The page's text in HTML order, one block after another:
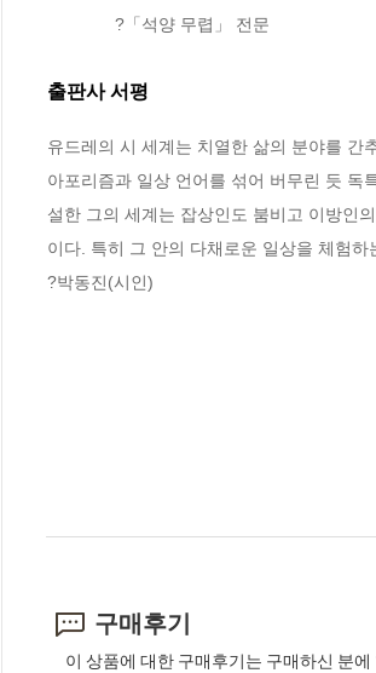
              ?「석양 무렵」 전문
출판사 서평
유드레의 시 세계는 치열한 삶의 분야를 간
아포리즘과 일상 언어를 섞어 버무린 듯 독
설한 그의 세계는 잡상인도 붐비고 이방인
이다. 특히 그 안의 다채로운 일상을 체험
?박동진(시인)
구매후기
이 상품에 대한 구매후기는 구매하신 분에